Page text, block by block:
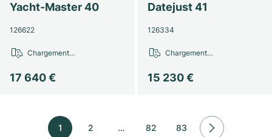
Yacht-Master 40
126622
17 640 €
Chargement…
Datejust 41
126334
15 230 €
Chargement…
1 2 … 82 83